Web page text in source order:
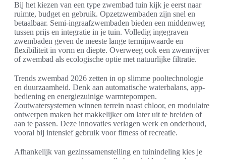
Bij het kiezen van een type zwembad tuin kijk je eerst naar
ruimte, budget en gebruik. Opzetzwembaden zijn snel en
betaalbaar. Semi-ingraafzwembaden bieden een middenweg
tussen prijs en integratie in je tuin. Volledig ingegraven
zwembaden geven de meeste lange termijnwaarde en
flexibiliteit in vorm en diepte. Overweeg ook een zwemvijver
of zwembad als ecologische optie met natuurlijke filtratie.
Trends zwembad 2026 zetten in op slimme pooltechnologie
en duurzaamheid. Denk aan automatische waterbalans, app-
bediening en energiezuinige warmtepompen.
Zoutwatersystemen winnen terrein naast chloor, en modulaire
ontwerpen maken het makkelijker om later uit te breiden of
aan te passen. Deze innovaties verlagen werk en onderhoud,
vooral bij intensief gebruik voor fitness of recreatie.
Afhankelijk van gezinssamenstelling en tuinindeling kies je